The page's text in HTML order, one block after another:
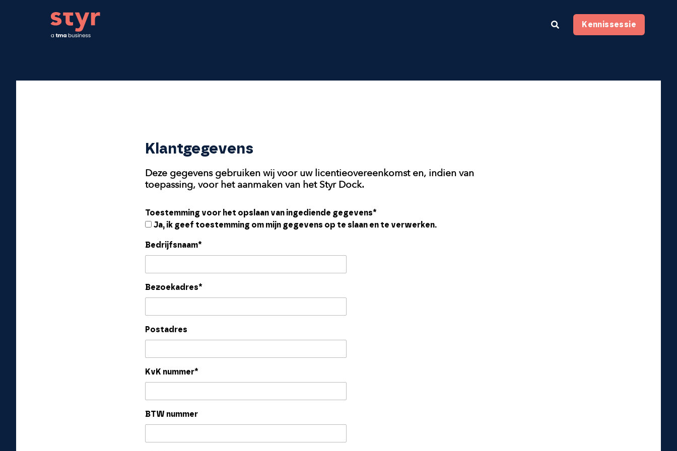
STYR. Clear organizations, fair rewards.
Kennissessie
Klantgegevens
Deze gegevens gebruiken wij voor uw licentieovereenkomst en, indien van
toepassing, voor het aanmaken van het Styr Dock.
Toestemming voor het opslaan van ingediende gegevens*
Ja, ik geef toestemming om mijn gegevens op te slaan en te verwerken.
Bedrijfsnaam*
Bezoekadres*
Postadres
KvK nummer*
BTW nummer